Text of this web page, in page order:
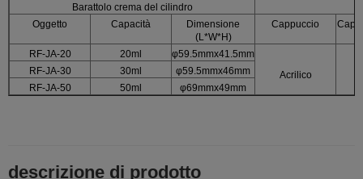
Barattolo crema del cilindro
Oggetto
Capacità
Dimensione
(L*W*H)
Cappuccio
RF-JA-20
20ml
φ59.5mmx41.5mm
Acrilico
RF-JA-30 30ml
φ59.5mmx46mm
RF-JA-50
50ml φ69mmx49mm
descrizione di prodotto